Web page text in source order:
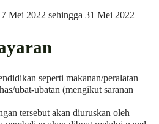
Mei 2022 sehingga 31 Mei 2022
seperti makanan/peralatan
ubat-ubatan (mengikut saranan
tersebut akan diuruskan oleh